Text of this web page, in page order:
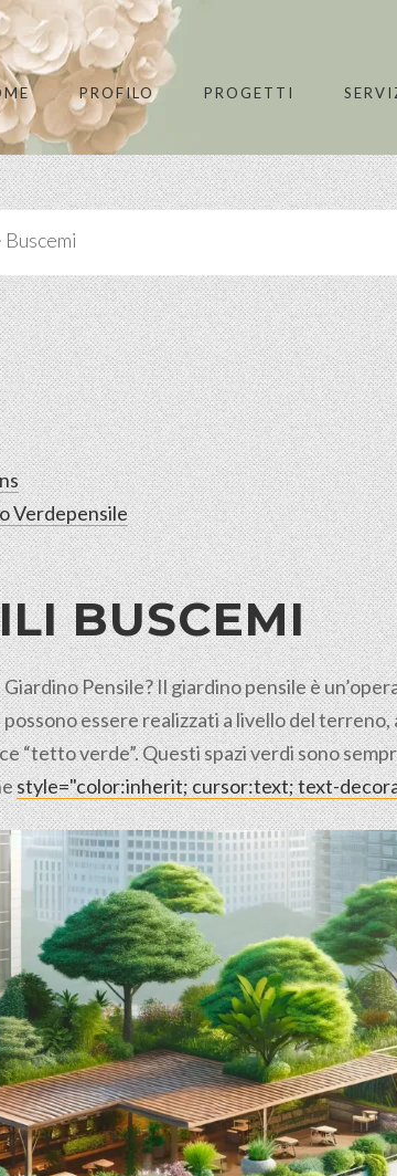
PROFILO PROGETTI
Buscemi
Verdepensile
BUSCEMI
Giardino Pensile? Il giardino pensile è
essere realizzati a livello del
“tetto verde”. Questi spazi verdi sono
style="color:inherit; cursor:text; text-